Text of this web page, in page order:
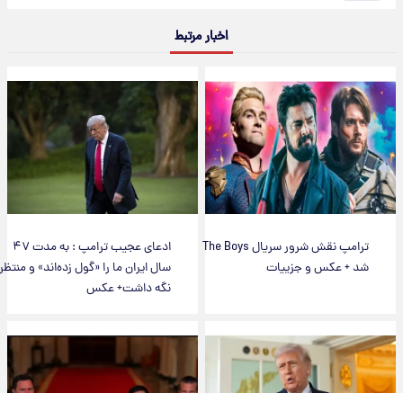
اخبار مرتبط
ترامپ نقش شرور سریال The Boys
شد + عکس و جزییات
ادعای عجیب ترامپ : به مدت ۴۷
سال ایران ما را «گول زده‌اند» و منتظر
نگه داشت+ عکس